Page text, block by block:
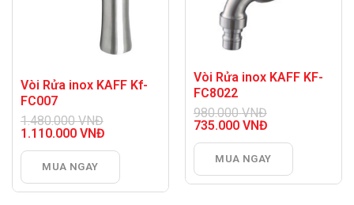
Vòi Rửa inox KAFF Kf-
FC007
1.480.000VNĐ
Giá
là:
1.480.000 VNĐ.
1.110.000 VNĐ
hiện
là:
1.110.000 VNĐ.
MUA NGAY
Vòi Rửa inox KAFF KF-
FC8022
980.000VNĐ
Giá
là:
980.000 VNĐ.
735.000 VNĐ
hiện
là:
735.000 VNĐ.
MUA NGAY